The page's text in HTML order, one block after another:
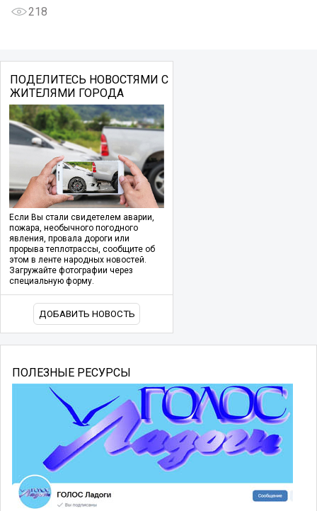
218
ПОДЕЛИТЕСЬ НОВОСТЯМИ С
ЖИТЕЛЯМИ ГОРОДА
Если Вы стали свидетелем аварии,
пожара, необычного погодного
явления, провала дороги или
прорыва теплотрассы, сообщите об
этом в ленте народных новостей.
Загружайте фотографии через
специальную форму.
ДОБАВИТЬ НОВОСТЬ
ПОЛЕЗНЫЕ РЕСУРСЫ